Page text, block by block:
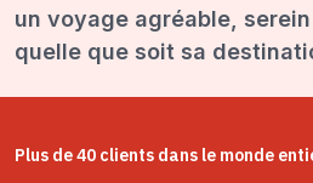
un voyage agréable, serein
quelle que soit sa
Plus de 40 clients dans le monde